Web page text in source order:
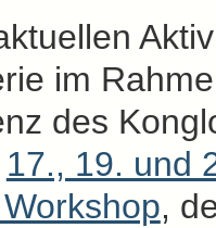
im
des
17., 19. und
,